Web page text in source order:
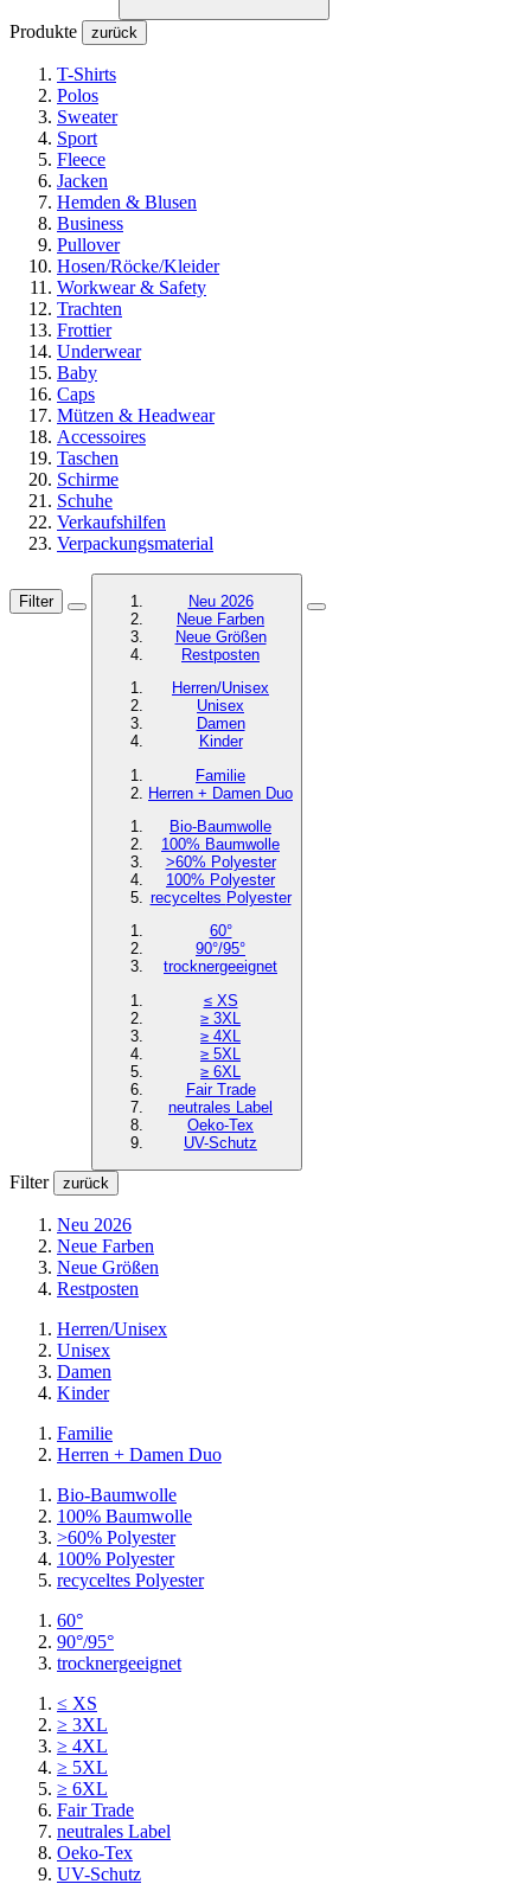
Produkte zurück
T-Shirts
Polos
Sweater
Sport
Fleece
Jacken
Hemden & Blusen
Business
Pullover
Hosen/Röcke/Kleider
Workwear & Safety
Trachten
Frottier
Underwear
Baby
Caps
Mützen & Headwear
Accessoires
Taschen
Schirme
Schuhe
Verkaufshilfen
Verpackungsmaterial
Filter
Neu 2026
Neue Farben
Neue Größen
Restposten
Herren/Unisex
Unisex
Damen
Kinder
Familie
Herren + Damen Duo
Bio-Baumwolle
100% Baumwolle
>60% Polyester
100% Polyester
recyceltes Polyester
60°
90°/95°
trocknergeeignet
≤ XS
≥ 3XL
≥ 4XL
≥ 5XL
≥ 6XL
Fair Trade
neutrales Label
Oeko-Tex
UV-Schutz
Filter zurück
Neu 2026
Neue Farben
Neue Größen
Restposten
Herren/Unisex
Unisex
Damen
Kinder
Familie
Herren + Damen Duo
Bio-Baumwolle
100% Baumwolle
>60% Polyester
100% Polyester
recyceltes Polyester
60°
90°/95°
trocknergeeignet
≤ XS
≥ 3XL
≥ 4XL
≥ 5XL
≥ 6XL
Fair Trade
neutrales Label
Oeko-Tex
UV-Schutz